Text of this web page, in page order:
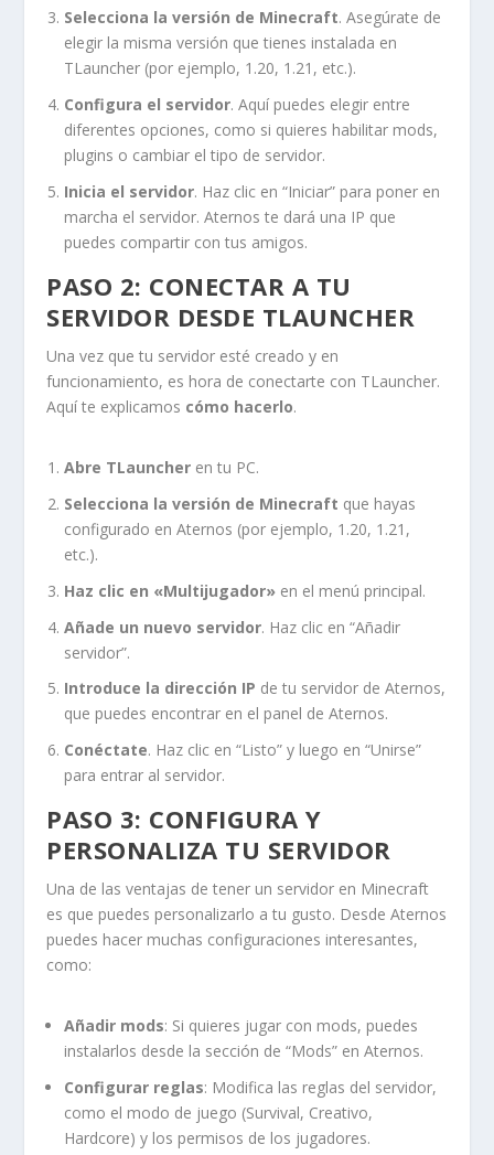
Selecciona la versión de Minecraft. Asegúrate de
elegir la misma versión que tienes instalada en
TLauncher (por ejemplo, 1.20, 1.21, etc.).
Configura el servidor. Aquí puedes elegir entre
diferentes opciones, como si quieres habilitar mods,
plugins o cambiar el tipo de servidor.
Inicia el servidor. Haz clic en “Iniciar” para poner en
marcha el servidor. Aternos te dará una IP que
puedes compartir con tus amigos.
PASO 2: CONECTAR A TU
SERVIDOR DESDE TLAUNCHER
Una vez que tu servidor esté creado y en
funcionamiento, es hora de conectarte con TLauncher.
Aquí te explicamos cómo hacerlo.
Abre TLauncher en tu PC.
Selecciona la versión de Minecraft que hayas
configurado en Aternos (por ejemplo, 1.20, 1.21,
etc.).
Haz clic en «Multijugador» en el menú principal.
Añade un nuevo servidor. Haz clic en “Añadir
servidor”.
Introduce la dirección IP de tu servidor de Aternos,
que puedes encontrar en el panel de Aternos.
Conéctate. Haz clic en “Listo” y luego en “Unirse”
para entrar al servidor.
PASO 3: CONFIGURA Y
PERSONALIZA TU SERVIDOR
Una de las ventajas de tener un servidor en Minecraft
es que puedes personalizarlo a tu gusto. Desde Aternos
puedes hacer muchas configuraciones interesantes,
como:
Añadir mods: Si quieres jugar con mods, puedes
instalarlos desde la sección de “Mods” en Aternos.
Configurar reglas: Modifica las reglas del servidor,
como el modo de juego (Survival, Creativo,
Hardcore) y los permisos de los jugadores.